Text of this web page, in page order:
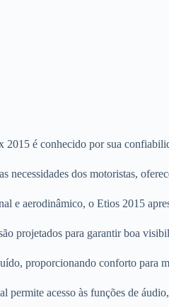
2015 é conhecido por sua
necessidades dos motoristas,
e aerodinâmico, o Etios 2015
projetados para garantir boa
proporcionando conforto para
permite acesso às funções de